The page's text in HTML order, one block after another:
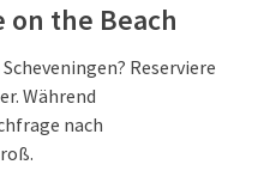
the Beach
Reserviere
Während
nach